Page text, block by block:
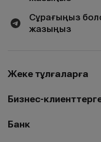
Сұрағыңыз
жазыңыз
Жеке тұлғаларға
Бизнес-
Банк